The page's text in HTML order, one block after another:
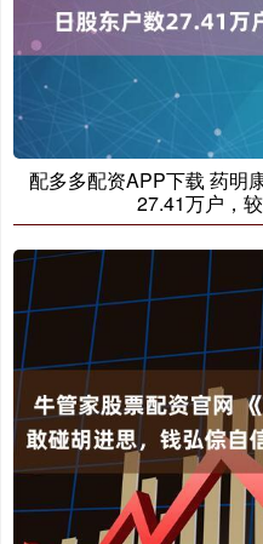
配多多配资APP下载 药明
27.41万户，